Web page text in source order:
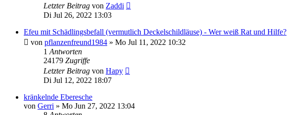
Letzter Beitrag von Zaddi
Di Jul 26, 2022 13:03
Efeu mit Schädlingsbefall (vermutlich Deckelschildläuse) - Wer weiß Rat und Hilfe?
von pflanzenfreund1984 » Mo Jul 11, 2022 10:32
1 Antworten
24179 Zugriffe
Letzter Beitrag von Hapy
Di Jul 12, 2022 18:07
kränkelnde Eberesche
von Gerri » Mo Jun 27, 2022 13:04